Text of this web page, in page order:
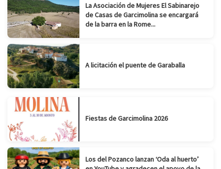
La Asociación de Mujeres El Sabinarejo
de Casas de Garcimolina se encargará
de la barra en la Rome...
A licitación el puente de Garaballa
Fiestas de Garcimolina 2026
Los del Pozanco lanzan ‘Oda al huerto’